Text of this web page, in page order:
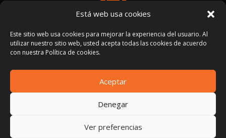
Está web usa cookies
Este sitio web usa cookies para mejorar la experiencia del usuario. Al
utilizar nuestro sitio web, usted acepta todas las cookies de acuerdo
con nuestra Política de cookies.
Aceptar
Denegar
Ver preferencias
Términos y condiciones|Políticas de privacidad